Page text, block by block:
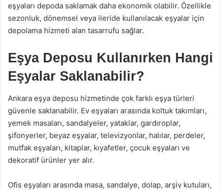
eşyaları depoda saklamak daha ekonomik olabilir. Özellikle
sezonluk, dönemsel veya ileride kullanılacak eşyalar için
depolama hizmeti alan tasarrufu sağlar.
Eşya Deposu Kullanırken Hangi
Eşyalar Saklanabilir?
Ankara eşya deposu hizmetinde çok farklı eşya türleri
güvenle saklanabilir. Ev eşyaları arasında koltuk takımları,
yemek masaları, sandalyeler, yataklar, gardıroplar,
şifonyerler, beyaz eşyalar, televizyonlar, halılar, perdeler,
mutfak eşyaları, kitaplar, kıyafetler, çocuk eşyaları ve
dekoratif ürünler yer alır.
Ofis eşyaları arasında masa, sandalye, dolap, arşiv kutuları,